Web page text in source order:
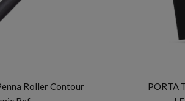
Roller Contour
PORTA